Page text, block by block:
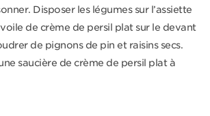
Disposer les légumes sur l’assiette
de crème de persil plat sur le devant
de pignons de pin et raisins secs.
saucière de crème de persil plat à